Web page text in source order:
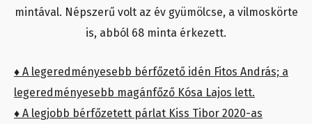
mintával. Népszerű volt az év gyümölcse, a vilmoskörte
is, abból 68 minta érkezett.
♦ A legeredményesebb bérfőzető idén Fitos András; a
legeredményesebb magánfőző Kósa Lajos lett.
♦ A legjobb bérfőzetett párlat Kiss Tibor 2020-as